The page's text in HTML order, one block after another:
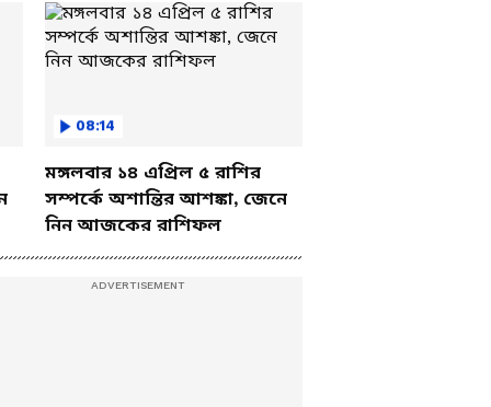
08:14
মঙ্গলবার ১৪ এপ্রিল ৫ রাশির
সম্পর্কে অশান্তির আশঙ্কা, জেনে
নিন আজকের রাশিফল